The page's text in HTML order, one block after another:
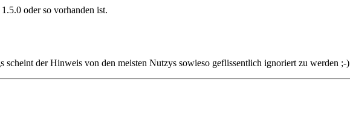
oder so vorhanden ist.
der Hinweis von den meisten Nutzys sowieso geflissentlich ignoriert zu werden ;-)